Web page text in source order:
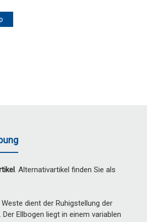
. Alternativartikel finden Sie als
dient der Ruhigstellung der
Ellbogen liegt in einem variablen